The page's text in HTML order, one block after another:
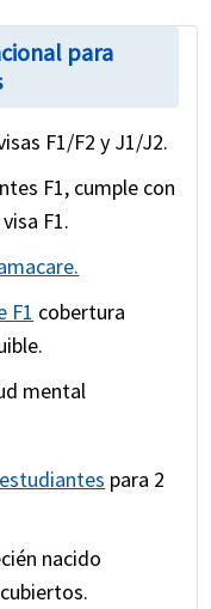
para
F1/F2 y J1/J2.
F1, cumple con
F1.
F1 cobertura
mental
para 2
nacido